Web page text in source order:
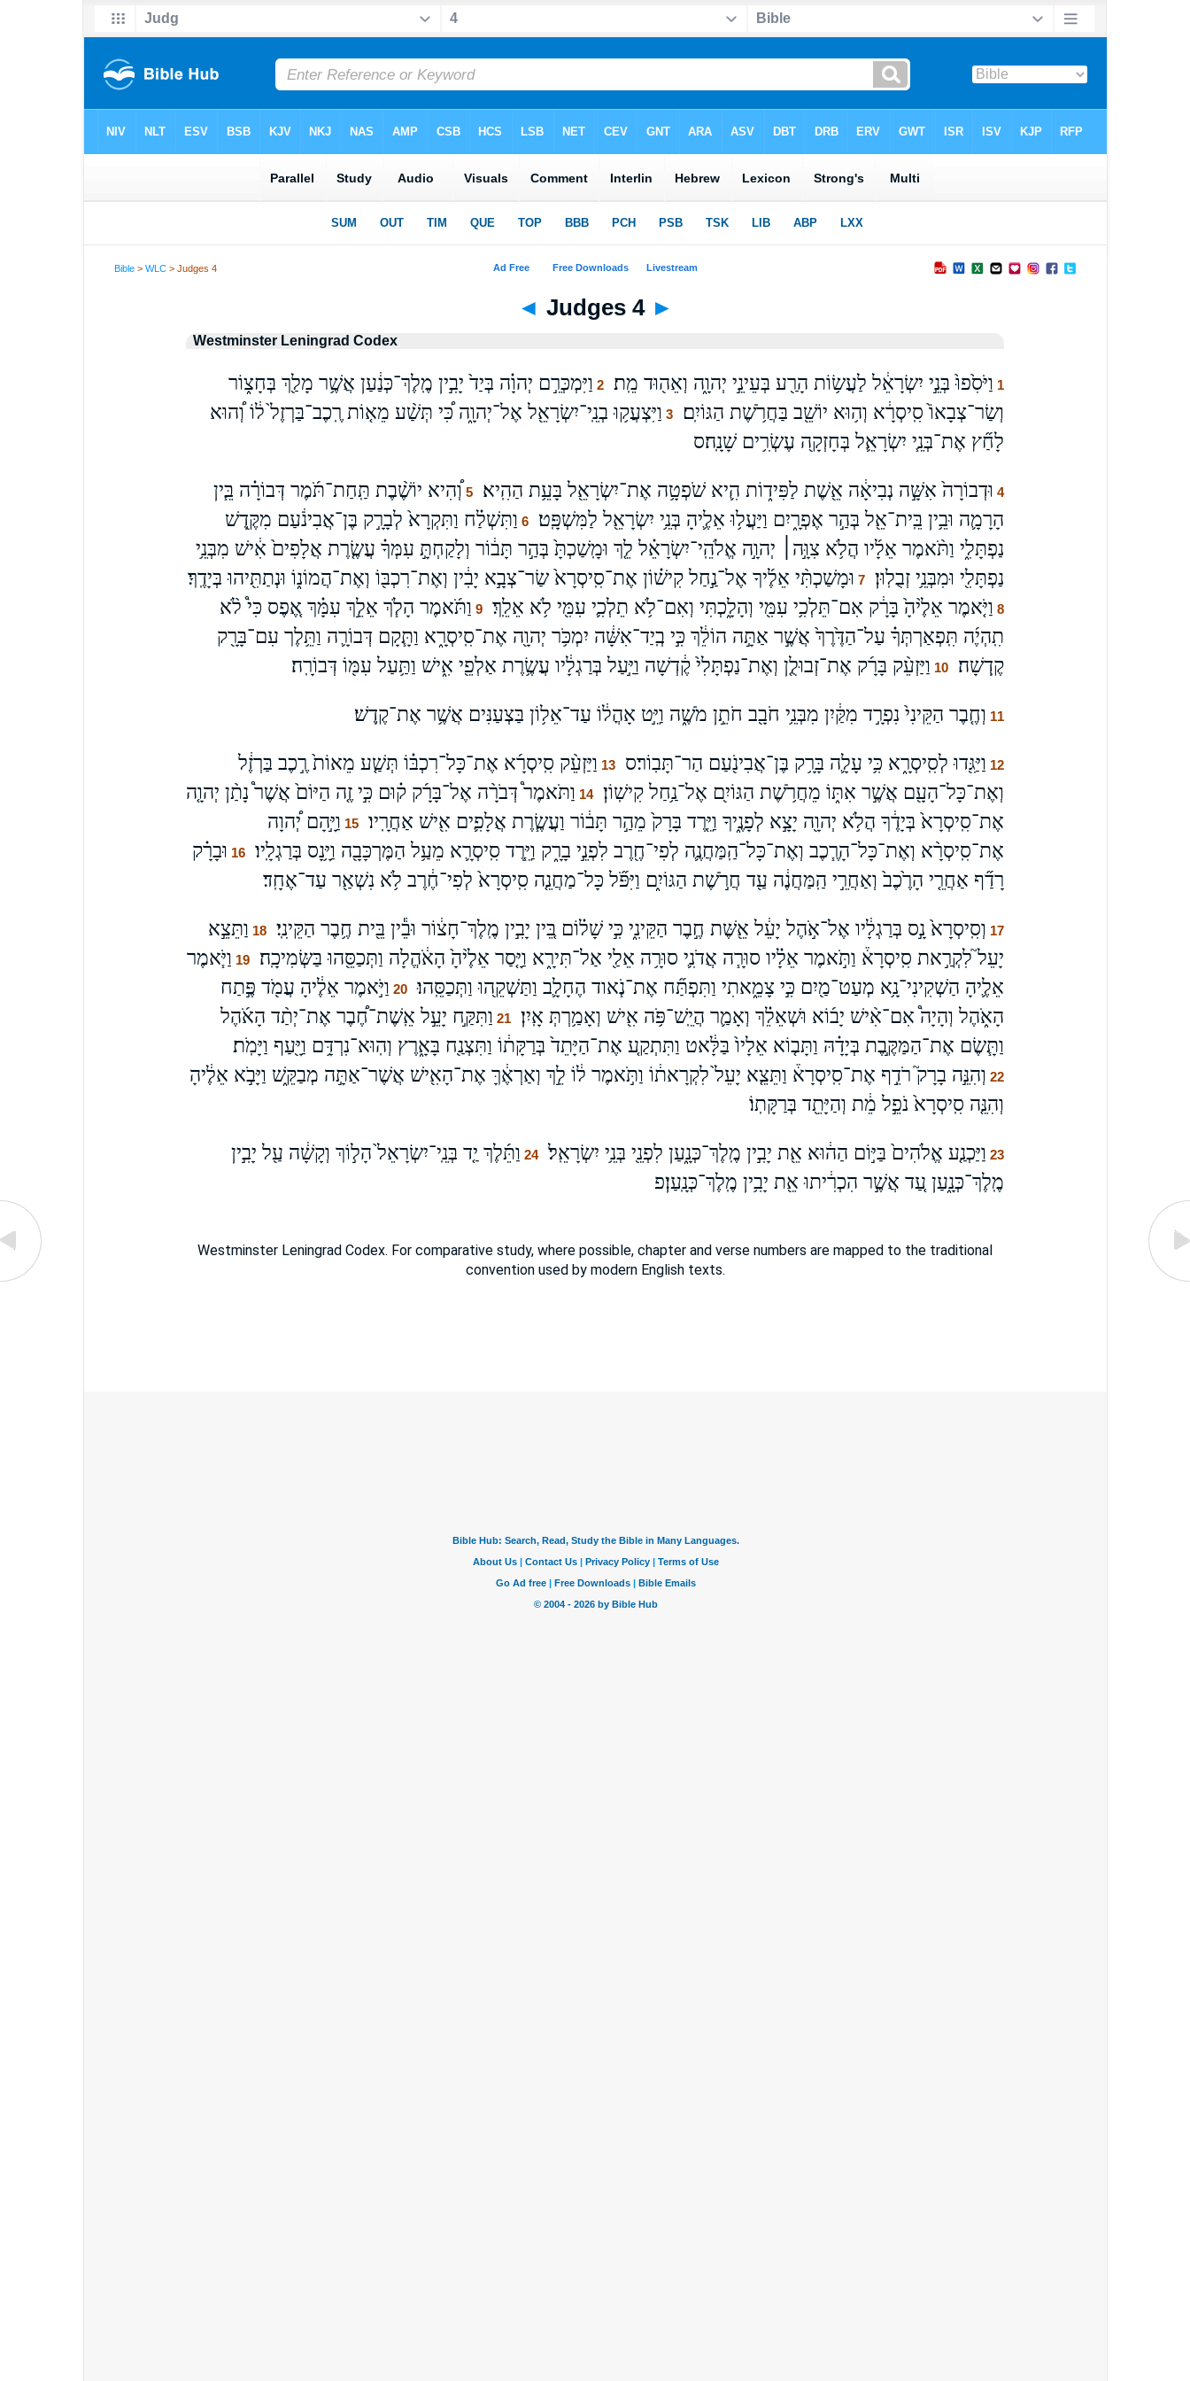
Bible >WLC > Judges 4
◄ Judges 4 ►
Westminster Leningrad Codex
1 וַיֹּסִ֙פוּ֙ בְּנֵ֣י יִשְׂרָאֵ֔ל לַעֲשׂ֥וֹת הָרַ֖ע בְּעֵינֵ֣י יְהוָ֑ה וְאֵה֖וּד מֵֽת׃ 2 וַיִּמְכְּרֵ֣ם יְהוָ֗ה בְּיַד֙ יָבִ֣ין מֶֽלֶךְ־כְּנַ֔עַן אֲשֶׁ֥ר מָלַ֖ךְ בְּחָצ֑וֹר
וְשַׂר־צְבָאוֹ֙ סִֽיסְרָ֔א וְה֥וּא יוֹשֵׁ֖ב בַּחֲרֹ֥שֶׁת הַגּוֹיִֽם׃
3 וַיִּצְעֲק֥וּ בְנֵֽי־יִשְׂרָאֵ֖ל אֶל־יְהוָ֑ה כִּ֠י תְּשַׁ֨ע מֵא֤וֹת רֶֽכֶב־בַּרְזֶל֙ ל֔וֹ וְ֠הוּא
לָחַ֞ץ אֶת־בְּנֵ֧י יִשְׂרָאֵ֛ל בְּחָזְקָ֖ה עֶשְׂרִ֥ים שָׁנָֽה׃ס
4 וּדְבוֹרָה֙ אִשָּׁ֣ה נְבִיאָ֔ה אֵ֖שֶׁת לַפִּיד֑וֹת הִ֛יא שֹׁפְטָ֥ה אֶת־יִשְׂרָאֵ֖ל בָּעֵ֥ת הַהִֽיא׃ 5 וְ֠הִיא יוֹשֶׁ֨בֶת תַּֽחַת־תֹּ֜מֶר דְּבוֹרָ֗ה בֵּ֧ין
הָרָמָ֛ה וּבֵ֥ין בֵּֽית־אֵ֖ל בְּהַ֣ר אֶפְרָ֑יִם וַיַּעֲל֥וּ אֵלֶ֛יהָ בְּנֵ֥י יִשְׂרָאֵ֖ל לַמִּשְׁפָּֽט׃
6 וַתִּשְׁלַ֗ח וַתִּקְרָא֙ לְבָרָ֣ק בֶּן־אֲבִינֹ֔עַם מִקֶּ֖דֶשׁ
נַפְתָּלִ֑י וַתֹּ֨אמֶר אֵלָ֜יו הֲלֹ֥א צִוָּ֣ה׀ יְהוָ֣ה אֱלֹהֵֽי־יִשְׂרָאֵ֗ל לֵ֤ךְ וּמָֽשַׁכְתָּ֙ בְּהַ֣ר תָּב֔וֹר וְלָקַחְתָּ֣ עִמְּךָ֗ עֲשֶׂ֤רֶת אֲלָפִים֙ אִ֔ישׁ מִבְּנֵ֥י
נַפְתָּלִ֖י וּמִבְּנֵ֥י זְבֻלֽוּן׃
7 וּמָשַׁכְתִּ֨י אֵלֶ֜יךָ אֶל־נַ֣חַל קִישׁ֗וֹן אֶת־סִֽיסְרָא֙ שַׂר־צְבָ֣א יָבִ֔ין וְאֶת־רִכְבּ֖וֹ וְאֶת־הֲמוֹנ֑וֹ וּנְתַתִּ֖יהוּ בְּיָדֶֽךָ׃
8 וַיֹּ֤אמֶר אֵלֶ֙יהָ֙ בָּרָ֔ק אִם־תֵּלְכִ֥י עִמִּ֖י וְהָלָ֑כְתִּי וְאִם־לֹ֥א תֵלְכִ֛י עִמִּ֖י לֹ֥א אֵלֵֽךְ׃ 9 וַתֹּ֜אמֶר הָלֹ֧ךְ אֵלֵ֣ךְ עִמָּ֗ךְ אֶ֚פֶס כִּי֩ לֹ֨א
תִֽהְיֶ֜ה תִּֽפְאַרְתְּךָ֗ עַל־הַדֶּ֙רֶךְ֙ אֲשֶׁ֣ר אַתָּ֣ה הוֹלֵ֔ךְ כִּ֣י בְֽיַד־אִשָּׁ֔ה יִמְכֹּ֥ר יְהוָ֖ה אֶת־סִֽיסְרָ֑א וַתָּ֧קָם דְּבוֹרָ֛ה וַתֵּ֥לֶך עִם־בָּרָ֖ק
קֶֽדְשָׁה׃
10 וַיַּזְעֵ֨ק בָּרָ֜ק אֶת־זְבוּלֻ֤ן וְאֶת־נַפְתָּלִי֙ קֶ֔דְשָׁה וַיַּ֣עַל בְּרַגְלָ֔יו עֲשֶׂ֥רֶת אַלְפֵ֖י אִ֑ישׁ וַתַּ֥עַל עִמּ֖וֹ דְּבוֹרָֽה׃
11 וְחֶ֤בֶר הַקֵּינִי֙ נִפְרָ֣ד מִקַּ֔יִן מִבְּנֵ֥י חֹבָ֖ב חֹתֵ֣ן מֹשֶׁ֑ה וַיֵּ֣ט אָהֳל֔וֹ עַד־אֵל֥וֹן בַּצְעַנִּים אֲשֶׁ֥ר אֶת־קֶֽדֶשׁ׃
12 וַיַּגִּ֖דוּ לְסִֽיסְרָ֑א כִּ֥י עָלָ֛ה בָּרָ֥ק בֶּן־אֲבִינֹ֖עַם הַר־תָּבֽוֹר׃ס 13 וַיַּזְעֵ֨ק סִֽיסְרָ֜א אֶת־כָּל־רִכְבּ֗וֹ תְּשַׁ֤ע מֵאוֹת֙ רֶ֣כֶב בַּרְזֶ֔ל
וְאֶת־כָּל־הָעָ֖ם אֲשֶׁ֣ר אִתּ֑וֹ מֵחֲרֹ֥שֶׁת הַגּוֹיִ֖ם אֶל־נַ֥חַל קִישֽׁוֹן׃
14 וַתֹּאמֶר֩ דְּבֹרָ֨ה אֶל־בָּרָ֜ק ק֗וּם כִּ֣י זֶ֤ה הַיּוֹם֙ אֲשֶׁר֩ נָתַ֨ן יְהוָ֤ה
אֶת־סִֽיסְרָא֙ בְּיָדֶ֔ךָ הֲלֹ֥א יְהוָ֖ה יָצָ֣א לְפָנֶ֑יךָ וַיֵּ֤רֶד בָּרָק֙ מֵהַ֣ר תָּב֔וֹר וַעֲשֶׂ֧רֶת אֲלָפִ֛ים אִ֖ישׁ אַחֲרָֽיו׃
15 וַיָּ֣הָם יְ֠הוָה
אֶת־סִֽיסְרָ֨א וְאֶת־כָּל־הָרֶ֧כֶב וְאֶת־כָּל־הַֽמַּחֲנֶ֛ה לְפִי־חֶ֖רֶב לִפְנֵ֣י בָרָ֑ק וַיֵּ֧רֶד סִֽיסְרָ֛א מֵעַ֥ל הַמֶּרְכָּבָ֖ה וַיָּ֥נָס בְּרַגְלָֽיו׃
16 וּבָרָ֗ק
רָדַ֞ף אַחֲרֵ֤י הָרֶ֙כֶב֙ וְאַחֲרֵ֣י הַֽמַּחֲנֶ֔ה עַ֖ד חֲרֹ֣שֶׁת הַגּוֹיִ֑ם וַיִּפֹּ֞ל כָּל־מַחֲנֵ֤ה סִֽיסְרָא֙ לְפִי־חֶ֔רֶב לֹ֥א נִשְׁאַ֖ר עַד־אֶחָֽד׃
17 וְסִֽיסְרָא֙ נָ֣ס בְּרַגְלָ֔יו אֶל־אֹ֣הֶל יָעֵ֔ל אֵ֖שֶּׁת חֶ֣בֶר הַקֵּינִ֑י כִּ֣י שָׁל֗וֹם בֵּ֚ין יָבִ֣ין מֶֽלֶךְ־חָצ֔וֹר וּבֵ֕ין בֵּ֖ית חֶ֥בֶר הַקֵּינִֽי׃ 18 וַתֵּצֵ֣א
יָעֵל֮ לִקְרַ֣את סִֽיסְרָא֒ וַתֹּ֣אמֶר אֵלָ֗יו סוּרָ֧ה אֲדֹנִ֛י סוּרָ֥ה אֵלַ֖י אַל־תִּירָ֑א וַיָּ֤סַר אֵלֶ֙יהָ֙ הָאֹ֔הֱלָה וַתְּכַסֵּ֖הוּ בַּשְּׂמִיכָֽה׃
19 וַיֹּ֧אמֶר
אֵלֶ֛יהָ הַשְׁקִינִי־נָ֥א מְעַט־מַ֖יִם כִּ֣י צָמֵ֑אתִי וַתִּפְתַּ֞ח אֶת־נֹ֧אוד הֶחָלָ֛ב וַתַּשְׁקֵ֖הוּ וַתְּכַסֵּֽהוּ׃
20 וַיֹּ֣אמֶר אֵלֶ֔יהָ עֲמֹ֖ד פֶּ֣תַח
הָאֹ֑הֶל וְהָיָה֩ אִם־אִ֨ישׁ יָב֜וֹא וּשְׁאֵלֵ֗ךְ וְאָמַ֛ר הֲיֵֽשׁ־פֹּ֥ה אִ֖ישׁ וְאָמַ֥רְתְּ אָֽיִן׃
21 וַתִּקַּ֣ח יָעֵ֣ל אֵֽשֶׁת־חֶ֠בֶר אֶת־יְתַ֨ד הָאֹ֜הֶל
וַתָּ֧שֶׂם אֶת־הַמַּקֶּ֣בֶת בְּיָדָ֗הּ וַתָּב֤וֹא אֵלָיו֙ בַּלָּ֔אט וַתִּתְקַ֤ע אֶת־הַיָּתֵד֙ בְּרַקָּת֔וֹ וַתִּצְנַ֖ח בָּאָ֑רֶץ וְהֽוּא־נִרְדָּ֥ם וַיָּ֖עַף וַיָּמֹֽת׃
22 וְהִנֵּ֣ה בָרָק֮ רֹדֵ֣ף אֶת־סִֽיסְרָא֒ וַתֵּצֵ֤א יָעֵל֙ לִקְרָאת֔וֹ וַתֹּ֣אמֶר ל֔וֹ לֵ֣ךְ וְאַרְאֶ֔ךָּ אֶת־הָאִ֖ישׁ אֲשֶׁר־אַתָּ֣ה מְבַקֵּ֑שׁ וַיָּבֹ֣א אֵלֶ֔יהָ
וְהִנֵּ֤ה סִֽיסְרָא֙ נֹפֵ֣ל מֵ֔ת וְהַיָּתֵ֖ד בְּרַקָּתֽוֹ׃
23 וַיַּכְנַ֤ע אֱלֹהִים֙ בַּיּ֣וֹם הַה֔וּא אֵ֖ת יָבִ֣ין מֶֽלֶךְ־כְּנָ֑עַן לִפְנֵ֖י בְּנֵ֥י יִשְׂרָאֵֽל׃ 24 וַתֵּ֜לֶךְ יַ֤ד בְּנֵֽי־יִשְׂרָאֵל֙ הָל֣וֹךְ וְקָשָׁ֔ה עַ֖ל יָבִ֣ין
מֶֽלֶךְ־כְּנָ֑עַן עַ֚ד אֲשֶׁ֣ר הִכְרִ֔יתוּ אֵ֖ת יָבִ֥ין מֶֽלֶךְ־כְּנָֽעַן׃פ
Westminster Leningrad Codex. For comparative study, where possible, chapter and verse numbers are mapped to the traditional
convention used by modern English texts.